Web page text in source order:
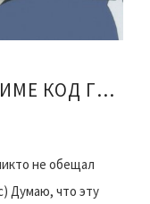
СКОЛЬКО СЕЗОНОВ В АНИМЕ КОД ГИАС
не обещал
Думаю, что эту